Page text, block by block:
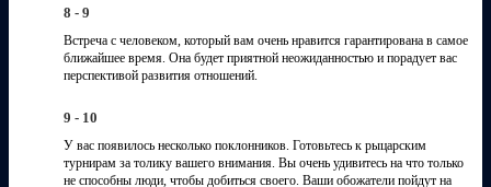
8 - 9
Встреча с человеком, который вам очень нравится гарантирована в самое
ближайшее время. Она будет приятной неожиданностью и порадует вас
перспективой развития отношений.
9 - 10
У вас появилось несколько поклонников. Готовьтесь к рыцарским
турнирам за толику вашего внимания. Вы очень удивитесь на что только
не способны люди, чтобы добиться своего. Ваши обожатели пойдут на